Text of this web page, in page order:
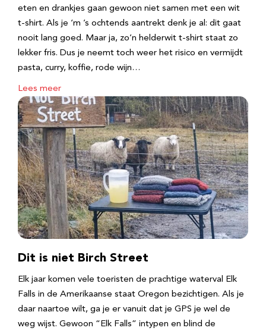
eten en drankjes gaan gewoon niet samen met een wit
t-shirt. Als je ‘m ’s ochtends aantrekt denk je al: dit gaat
nooit lang goed. Maar ja, zo’n helderwit t-shirt staat zo
lekker fris. Dus je neemt toch weer het risico en vermijdt
pasta, curry, koffie, rode wijn…
Lees meer
Dit is niet Birch Street
Elk jaar komen vele toeristen de prachtige waterval Elk
Falls in de Amerikaanse staat Oregon bezichtigen. Als je
daar naartoe wilt, ga je er vanuit dat je GPS je wel de
weg wijst. Gewoon “Elk Falls” intypen en blind de